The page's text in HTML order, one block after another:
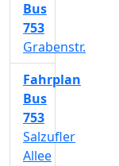
Bus
753
Grabenstr.
Fahrplan
Bus
753
Salzufler
Allee